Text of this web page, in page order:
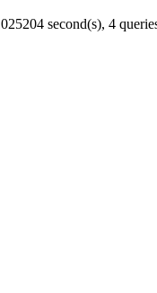
second(s), 4